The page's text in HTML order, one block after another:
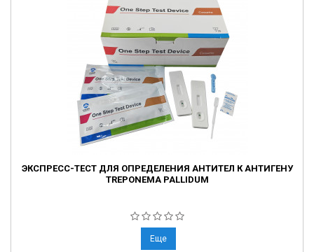
ЭКСПРЕСС-ТЕСТ ДЛЯ ОПРЕДЕЛЕНИЯ АНТИТЕЛ К АНТИГЕНУ
TREPONEMA PALLIDUM
Еще